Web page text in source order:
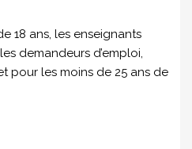
18 ans, les enseignants
demandeurs d’emploi,
pour les moins de 25 ans de